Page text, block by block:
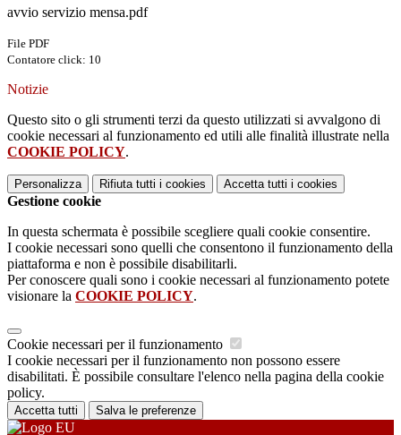
avvio servizio mensa.pdf
File PDF
Contatore click: 10
Notizie
Questo sito o gli strumenti terzi da questo utilizzati si avvalgono di
cookie necessari al funzionamento ed utili alle finalità illustrate nella
COOKIE POLICY.
Personalizza Rifiuta tutti i cookies Accetta tutti i cookies
Gestione cookie
In questa schermata è possibile scegliere quali cookie consentire.
I cookie necessari sono quelli che consentono il funzionamento della
piattaforma e non è possibile disabilitarli.
Per conoscere quali sono i cookie necessari al funzionamento potete
visionare la COOKIE POLICY.
Cookie necessari per il funzionamento
I cookie necessari per il funzionamento non possono essere
disabilitati. È possibile consultare l'elenco nella pagina della cookie
policy.
Accetta tutti Salva le preferenze